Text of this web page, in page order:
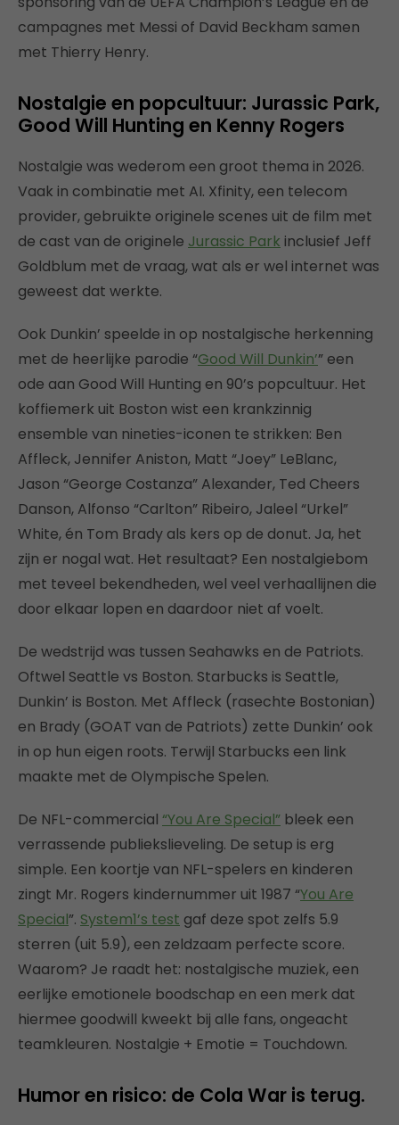
campagnes met Messi of David Beckham samen
met Thierry Henry.
Nostalgie en popcultuur: Jurassic Park,
Good Will Hunting en Kenny Rogers
Nostalgie was wederom een groot thema in 2026.
Vaak in combinatie met AI. Xfinity, een telecom
provider, gebruikte originele scenes uit de film met
de cast van de originele Jurassic Park inclusief Jeff
Goldblum met de vraag, wat als er wel internet was
geweest dat werkte.
Ook Dunkin’ speelde in op nostalgische herkenning
met de heerlijke parodie “Good Will Dunkin’” een
ode aan Good Will Hunting en 90’s popcultuur. Het
koffiemerk uit Boston wist een krankzinnig
ensemble van nineties-iconen te strikken: Ben
Affleck, Jennifer Aniston, Matt “Joey” LeBlanc,
Jason “George Costanza” Alexander, Ted Cheers
Danson, Alfonso “Carlton” Ribeiro, Jaleel “Urkel”
White, én Tom Brady als kers op de donut. Ja, het
zijn er nogal wat. Het resultaat? Een nostalgiebom
met teveel bekendheden, wel veel verhaallijnen die
door elkaar lopen en daardoor niet af voelt.
De wedstrijd was tussen Seahawks en de Patriots.
Oftwel Seattle vs Boston. Starbucks is Seattle,
Dunkin’ is Boston. Met Affleck (rasechte Bostonian)
en Brady (GOAT van de Patriots) zette Dunkin’ ook
in op hun eigen roots. Terwijl Starbucks een link
maakte met de Olympische Spelen.
De NFL-commercial “You Are Special” bleek een
verrassende publiekslieveling. De setup is erg
simple. Een koortje van NFL-spelers en kinderen
zingt Mr. Rogers kindernummer uit 1987 “You Are
Special”. System1’s test gaf deze spot zelfs 5.9
sterren (uit 5.9), een zeldzaam perfecte score.
Waarom? Je raadt het: nostalgische muziek, een
eerlijke emotionele boodschap en een merk dat
hiermee goodwill kweekt bij alle fans, ongeacht
teamkleuren. Nostalgie + Emotie = Touchdown.
Humor en risico: de Cola War is terug.